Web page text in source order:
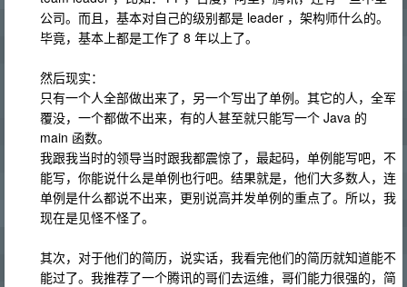
公司。而且，基本对自己的级别都是 leader ，架构师什么的。
毕竟，基本上都是工作了 8 年以上了。
然后现实：
只有一个人全部做出来了，另一个写出了单例。其它的人，全军
覆没，一个都做不出来，有的人甚至就只能写一个 Java 的
main 函数。
我跟我当时的领导当时跟我都震惊了，最起码，单例能写吧，不
能写，你能说什么是单例也行吧。结果就是，他们大多数人，连
单例是什么都说不出来，更别说高并发单例的重点了。所以，我
现在是见怪不怪了。
其次，对于他们的简历，说实话，我看完他们的简历就知道能不
能过了。我推荐了一个腾讯的哥们去运维，哥们能力很强的，简